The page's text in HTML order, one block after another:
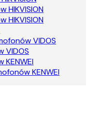
HIKVISION
VIDOS
VIDOS
KENWEI